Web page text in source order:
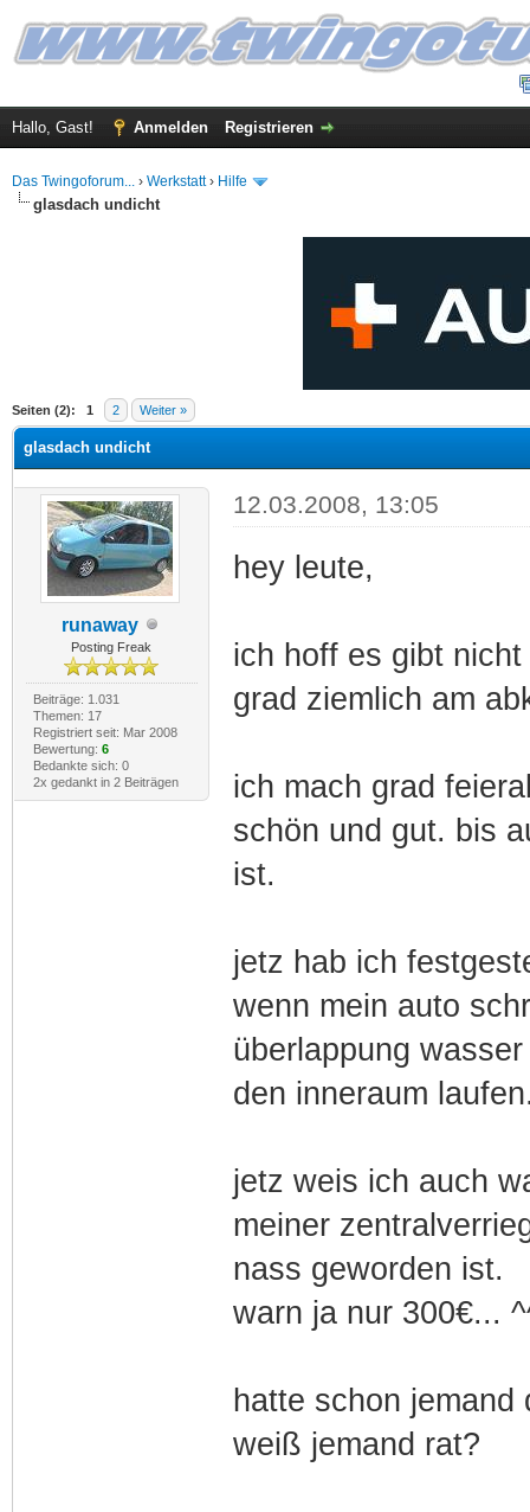
Hallo, Gast! Anmelden Registrieren
Das Twingoforum... › Werkstatt› Hilfe
glasdach undicht
Seiten (2): 1 2 Weiter »
Durchschnitt
glasdach undicht
runaway
Posting Freak
Beiträge: 1.031
Themen: 17
Registriert seit: Mar 2008
Bewertung: 6
Bedankte sich: 0
2x gedankt in 2 Beiträgen
12.03.2008, 13:05
hey leute,
ich hoff es gibt
grad ziemlich am
ich mach grad
schön und gut. bis
ist.
jetz hab ich
wenn mein auto
überlappung
den inneraum
jetz weis ich auch
meiner
nass geworden ist.
warn ja nur 300€...
hatte schon jemand
weiß jemand rat?